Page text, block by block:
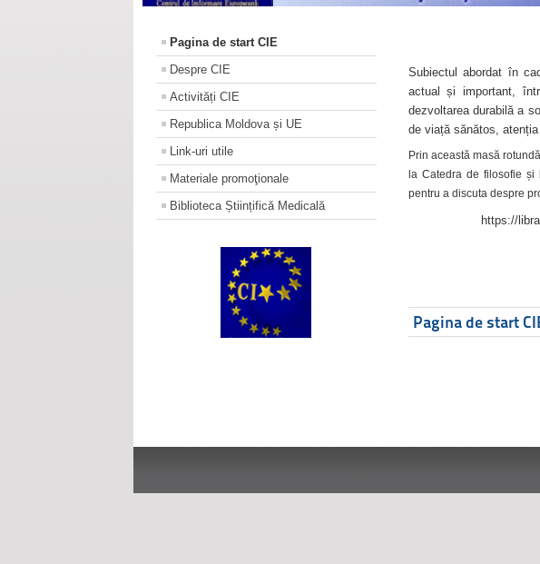
Pagina de start CIE
Despre CIE
Activități CIE
Republica Moldova și UE
Link-uri utile
Materiale promoţionale
Biblioteca Științifică Medicală
Subiectul abordat în
actual și important,
dezvoltarea durabilă a
de viață sănătos,
Prin această masă
la Catedra de filosofie și
pentru a discuta despre
https://
Pagina de start